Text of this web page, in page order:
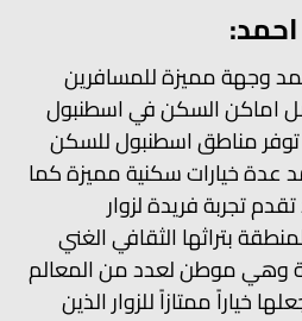
وجهة مميزة للمسافرين
اماكن السكن في اسطنبول
مناطق اسطنبول للسكن
عدة خيارات سكنية مميزة كما
تجربة فريدة لزوار
بتراثها الثقافي الغني
وهي موطن لعدد من المعالم
خياراً ممتازاً للزوار الذين